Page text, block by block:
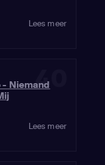
Lees meer
40
Niemand
Lees meer